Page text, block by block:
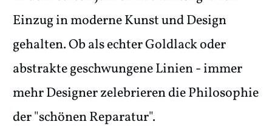
Einzug in moderne Kunst und Design
gehalten. Ob als echter Goldlack oder
abstrakte geschwungene Linien - immer
mehr Designer zelebrieren die Philosophie
der "schönen Reparatur".